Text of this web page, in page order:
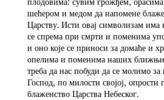
шећером и медом да напомене
Царству. Исти овај символизам има
се спрема при смрти и поменима
и оно које се приноси за домаће и
опелима и поменима наших
треба да нас побуди да се молимо
Господ, по милости својој, опрости
блаженство Царства Небеског.